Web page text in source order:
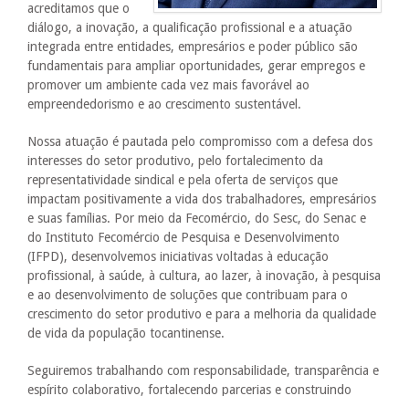
acreditamos que o
diálogo, a inovação, a qualificação profissional e a atuação
integrada entre entidades, empresários e poder público são
fundamentais para ampliar oportunidades, gerar empregos e
promover um ambiente cada vez mais favorável ao
empreendedorismo e ao crescimento sustentável.
Nossa atuação é pautada pelo compromisso com a defesa dos
interesses do setor produtivo, pelo fortalecimento da
representatividade sindical e pela oferta de serviços que
impactam positivamente a vida dos trabalhadores, empresários
e suas famílias. Por meio da Fecomércio, do Sesc, do Senac e
do Instituto Fecomércio de Pesquisa e Desenvolvimento
(IFPD), desenvolvemos iniciativas voltadas à educação
profissional, à saúde, à cultura, ao lazer, à inovação, à pesquisa
e ao desenvolvimento de soluções que contribuam para o
crescimento do setor produtivo e para a melhoria da qualidade
de vida da população tocantinense.
Seguiremos trabalhando com responsabilidade, transparência e
espírito colaborativo, fortalecendo parcerias e construindo